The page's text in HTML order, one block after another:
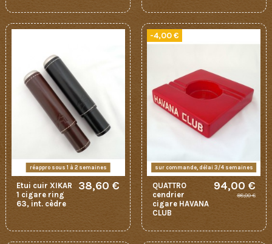
réappro sous 1 à 2 semaines
Etui cuir XIKAR
1 cigare ring
63, int. cèdre
38,60 €
-4,00 €
sur commande, délai 3/4 semaines
QUATTRO
cendrier
cigare HAVANA
CLUB
94,00 €
98,00 €